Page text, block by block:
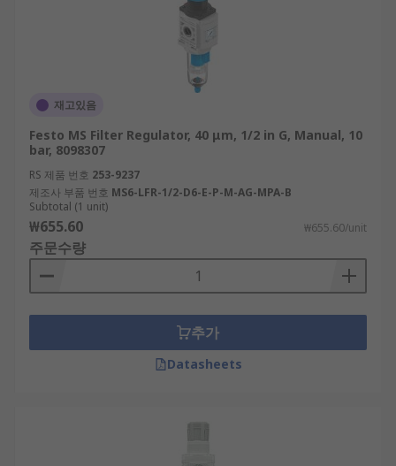
재고있음
Festo MS Filter Regulator, 40 μm, 1/2 in G, Manual, 10
bar, 8098307
RS 제품 번호 253-9237
제조사 부품 번호 MS6-LFR-1/2-D6-E-P-M-AG-MPA-B
Subtotal (1 unit)
₩655.60 ₩655.60/unit
주문수량
추가
Datasheets